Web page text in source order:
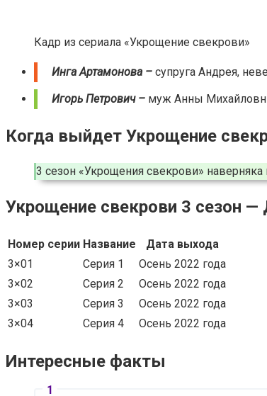
Кадр из сериала «Укрощение свекрови»
Инга Артамонова – супруга Андрея,
Игорь Петрович – муж Анны
Когда выйдет Укрощение
3 сезон «Укрощения свекрови»
Укрощение свекрови 3 сезон —
Номер серии Название
Дата выхода
3×01
Серия 1
Осень 2022 года
3×02
Серия 2
Осень 2022 года
3×03
Серия 3
Осень 2022 года
3×04
Серия 4 Осень 2022 года
Интересные факты